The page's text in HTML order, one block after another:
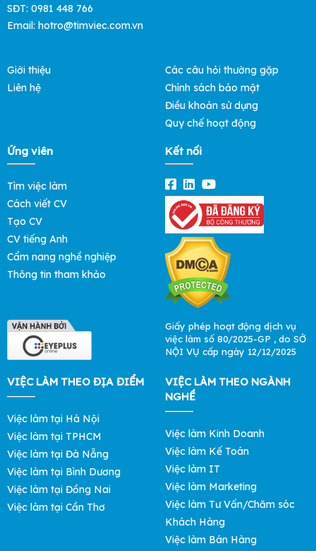
SĐT: 0981 448 766
Email: hotro@timviec.com.vn
Giới thiệu
Liên hệ
Các câu hỏi thường gặp
Chính sách bảo mật
Điều khoản sử dụng
Quy chế hoạt động
Ứng viên
Tìm việc làm
Cách viết CV
Tạo CV
CV tiếng Anh
Cẩm nang nghề nghiệp
Thông tin tham khảo
Kết nối
Giấy phép hoạt động dịch vụ
việc làm số 80/2025-GP , do SỞ
NỘI VỤ cấp ngày 12/12/2025
VIỆC LÀM THEO ĐỊA ĐIỂM
Việc làm tại Hà Nội
Việc làm tại TPHCM
Việc làm tại Đà Nẵng
Việc làm tại Bình Dương
Việc làm tại Đồng Nai
Việc làm tại Cần Thơ
VIỆC LÀM THEO NGÀNH
NGHỀ
Việc làm Kinh Doanh
Việc làm Kế Toán
Việc làm IT
Việc làm Marketing
Việc làm Tư Vấn/Chăm sóc
Khách Hàng
Việc làm Bán Hàng